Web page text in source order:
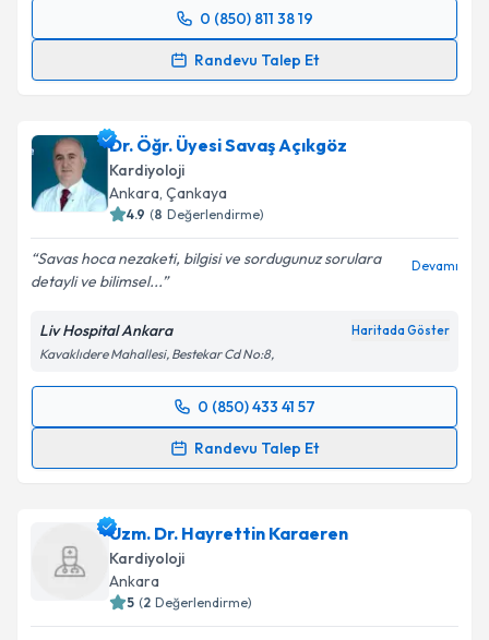
0 (850) 811 38 19
Randevu Talep Et
Randevu Takvimi Talebi
takvim hazırlandığında e-posta ile bilgilendireceğiz.
E-posta Adresiniz
kapsamda işlenmesini kabul ediyorum.
Takvim Talebini Gönder
Dr. Öğr. Üyesi Savaş Açıkgöz
Kardiyoloji
Ankara, Çankaya
4.9 (8 Değerlendirme)
Savas hoca nezaketi, bilgisi ve sordugunuz sorulara
detayli ve bilimsel...
Devamı
Liv Hospital Ankara Haritada Göster
Kavaklıdere Mahallesi, Bestekar Cd No:8,
0 (850) 433 41 57
Randevu Talep Et
Randevu Takvimi Talebi
için bir takvim hazırlandığında e-posta ile
bilgilendireceğiz.
E-posta Adresiniz
Uzm. Dr. Hayrettin Karaeren
Kardiyoloji
Ankara
5 (2 Değerlendirme)